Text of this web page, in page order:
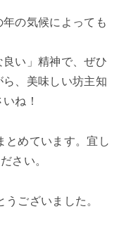
の気候によっても
良い」精神で、ぜひ
、美味しい坊主知
ね！
とめています。宜し
さい。
ございました。